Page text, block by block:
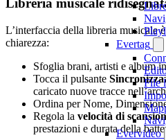
Evertag
File
Evervideo
Libreria musicale
L’interfaccia della libreria musicale
chiarezza:
Sfoglia brani, artisti e album
Tocca il pulsante
caricato nuove tracce
Ordina per Nome,
Regola la velocità di
prestazioni e durata della